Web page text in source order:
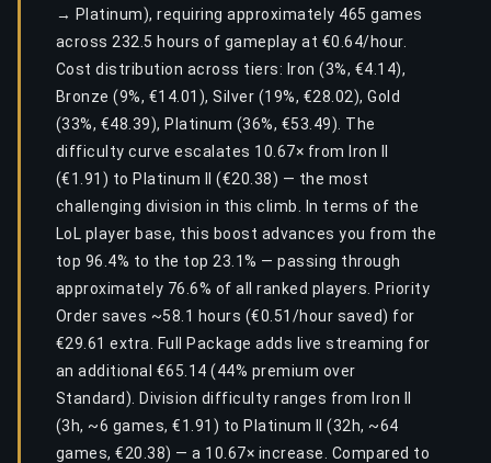
→ Platinum), requiring approximately 465 games
across 232.5 hours of gameplay at €0.64/hour.
Cost distribution across tiers: Iron (3%, €4.14),
Bronze (9%, €14.01), Silver (19%, €28.02), Gold
(33%, €48.39), Platinum (36%, €53.49). The
difficulty curve escalates 10.67× from Iron II
(€1.91) to Platinum II (€20.38) — the most
challenging division in this climb. In terms of the
LoL player base, this boost advances you from the
top 96.4% to the top 23.1% — passing through
approximately 76.6% of all ranked players. Priority
Order saves ~58.1 hours (€0.51/hour saved) for
€29.61 extra. Full Package adds live streaming for
an additional €65.14 (44% premium over
Standard). Division difficulty ranges from Iron II
(3h, ~6 games, €1.91) to Platinum II (32h, ~64
games, €20.38) — a 10.67× increase. Compared to